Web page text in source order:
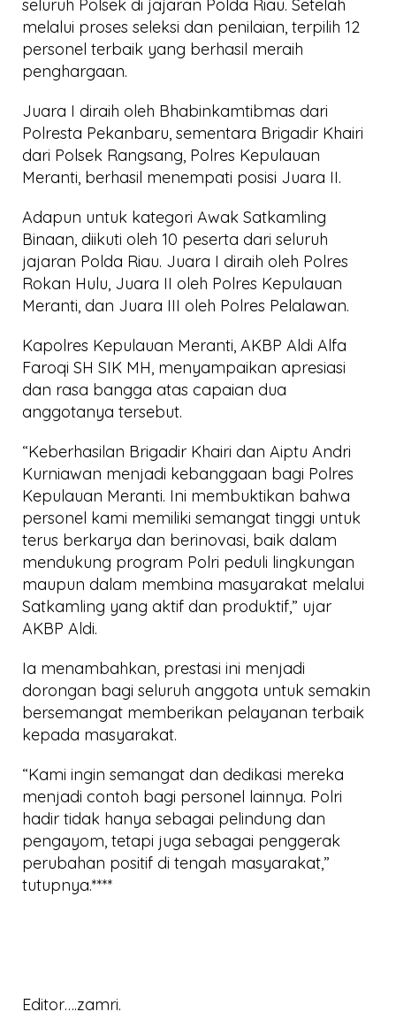
seluruh Polsek di jajaran Polda Riau. Setelah
melalui proses seleksi dan penilaian, terpilih 12
personel terbaik yang berhasil meraih
penghargaan.
Juara I diraih oleh Bhabinkamtibmas dari
Polresta Pekanbaru, sementara Brigadir Khairi
dari Polsek Rangsang, Polres Kepulauan
Meranti, berhasil menempati posisi Juara II.
Adapun untuk kategori Awak Satkamling
Binaan, diikuti oleh 10 peserta dari seluruh
jajaran Polda Riau. Juara I diraih oleh Polres
Rokan Hulu, Juara II oleh Polres Kepulauan
Meranti, dan Juara III oleh Polres Pelalawan.
Kapolres Kepulauan Meranti, AKBP Aldi Alfa
Faroqi SH SIK MH, menyampaikan apresiasi
dan rasa bangga atas capaian dua
anggotanya tersebut.
“Keberhasilan Brigadir Khairi dan Aiptu Andri
Kurniawan menjadi kebanggaan bagi Polres
Kepulauan Meranti. Ini membuktikan bahwa
personel kami memiliki semangat tinggi untuk
terus berkarya dan berinovasi, baik dalam
mendukung program Polri peduli lingkungan
maupun dalam membina masyarakat melalui
Satkamling yang aktif dan produktif,” ujar
AKBP Aldi.
Ia menambahkan, prestasi ini menjadi
dorongan bagi seluruh anggota untuk semakin
bersemangat memberikan pelayanan terbaik
kepada masyarakat.
“Kami ingin semangat dan dedikasi mereka
menjadi contoh bagi personel lainnya. Polri
hadir tidak hanya sebagai pelindung dan
pengayom, tetapi juga sebagai penggerak
perubahan positif di tengah masyarakat,”
tutupnya.****
Editor….zamri.